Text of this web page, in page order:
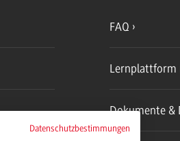
FAQ
Lernplattform
Dokumente &
Datenschutzbestimmungen